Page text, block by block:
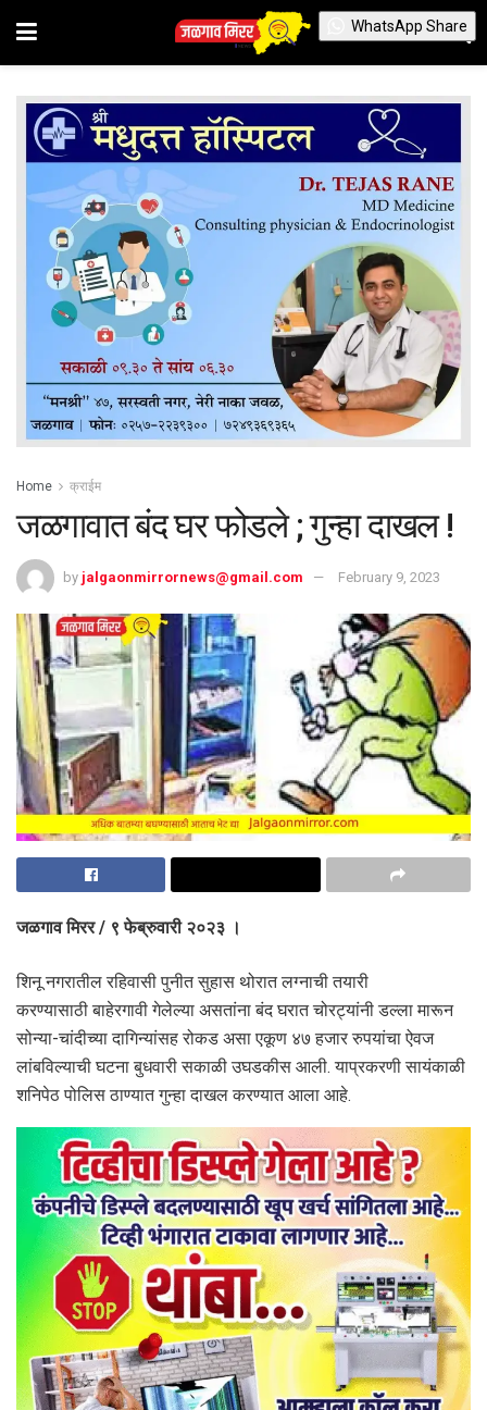
Home क्राईम
जळगावात बंद घर फोडले ; गुन्हा दाखल !
by jalgaonmirrornews@gmail.com February 9, 2023
जळगाव मिरर / ९ फेब्रुवारी २०२३ ।
शिनू नगरातील रहिवासी पुनीत सुहास थोरात लग्नाची तयारी
करण्यासाठी बाहेरगावी गेलेल्या असतांना बंद घरात चोरट्यांनी डल्ला मारून
सोन्या-चांदीच्या दागिन्यांसह रोकड असा एकूण ४७ हजार रुपयांचा ऐवज
लांबविल्याची घटना बुधवारी सकाळी उघडकीस आली. याप्रकरणी सायंकाळी
शनिपेठ पोलिस ठाण्यात गुन्हा दाखल करण्यात आला आहे.
WhatsApp Share